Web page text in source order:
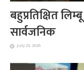
बहुप्रतिक्षित
सार्वजनिक
July 25, 2026